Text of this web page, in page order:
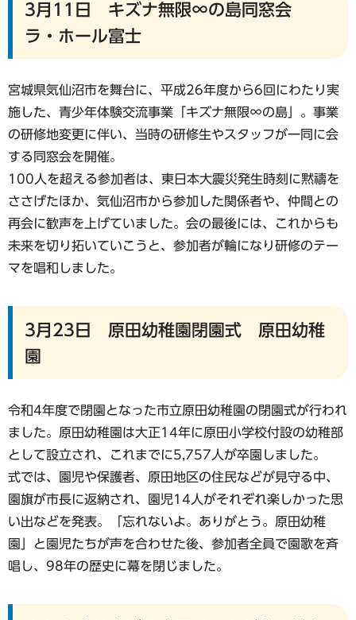
3月11日 キズナ無限∞の島同窓会
ラ・ホール富士
宮城県気仙沼市を舞台に、平成26年度から6回にわたり実
施した、青少年体験交流事業「キズナ無限∞の島」。事業
の研修地変更に伴い、当時の研修生やスタッフが一同に会
する同窓会を開催。
100人を超える参加者は、東日本大震災発生時刻に黙禱を
ささげたほか、気仙沼市から参加した関係者や、仲間との
再会に歓声を上げていました。会の最後には、これからも
未来を切り拓いていこうと、参加者が輪になり研修のテー
マを唱和しました。
3月23日 原田幼稚園閉園式 原田幼稚
園
令和4年度で閉園となった市立原田幼稚園の閉園式が行われ
ました。原田幼稚園は大正14年に原田小学校付設の幼稚部
として設立され、これまでに5,757人が卒園しました。
式では、園児や保護者、原田地区の住民などが見守る中、
園旗が市長に返納され、園児14人がそれぞれ楽しかった思
い出などを発表。「忘れないよ。ありがとう。原田幼稚
園」と園児たちが声を合わせた後、参加者全員で園歌を斉
唱し、98年の歴史に幕を閉じました。